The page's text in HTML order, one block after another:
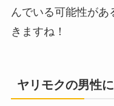
んでいる可能性があ
きますね！
ヤリモクの男性